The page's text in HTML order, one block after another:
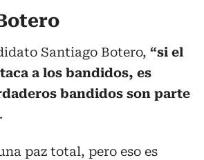
Santiago Botero, “si el
a los bandidos, es
bandidos son parte
.
paz total, pero eso es